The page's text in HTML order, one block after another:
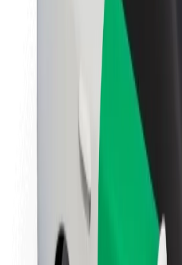
Despre Bolt
Sustenabilitatea la Bolt
Proiectul Zero
Centrul de presă
Manual de brand
Misiune
Relații cu investitorii
Conducere
Brand
Presă